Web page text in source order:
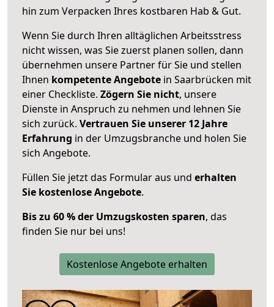
hin zum Verpacken Ihres kostbaren Hab & Gut.
Wenn Sie durch Ihren alltäglichen Arbeitsstress
nicht wissen, was Sie zuerst planen sollen, dann
übernehmen unsere Partner für Sie und stellen
Ihnen kompetente Angebote in Saarbrücken mit
einer Checkliste. Zögern Sie nicht, unsere
Dienste in Anspruch zu nehmen und lehnen Sie
sich zurück. Vertrauen Sie unserer 12 Jahre
Erfahrung in der Umzugsbranche und holen Sie
sich Angebote.
Füllen Sie jetzt das Formular aus und erhalten
Sie kostenlose Angebote.
Bis zu 60 % der Umzugskosten sparen, das
finden Sie nur bei uns!
Kostenlose Angebote erhalten